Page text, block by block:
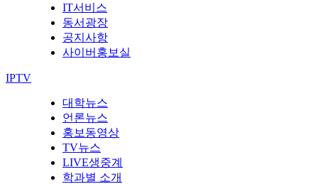
IT서비스
동서광장
공지사항
사이버홍보실
IPTV
대학뉴스
언론뉴스
홍보동영상
TV뉴스
LIVE생중계
학과별 소개